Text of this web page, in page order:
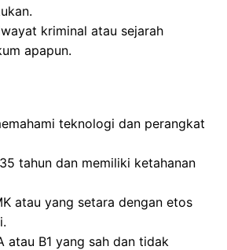
kriminal atau sejarah
apapun.
teknologi dan perangkat
tahun dan memiliki ketahanan
atau yang setara dengan etos
atau B1 yang sah dan tidak